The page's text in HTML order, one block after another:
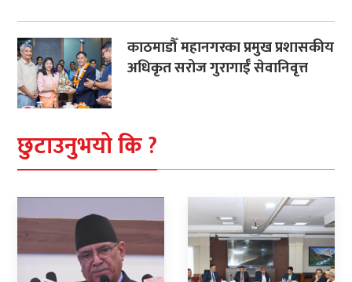
काठमाडौँ महानगरका प्रमुख प्रशासकीय
अधिकृत सरोज गुरागाईँ सेवानिवृत्त
छुटाउनुभयो कि ?